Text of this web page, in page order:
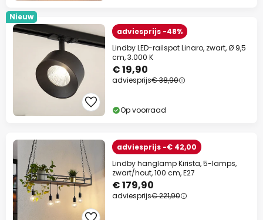
Nieuw
adviesprijs -48%
Lindby LED-railspot Linaro, zwart, Ø 9,5
cm, 3.000 K
€ 19,90
adviesprijs€ 38,90
Op voorraad
adviesprijs -€ 42,00
Lindby hanglamp Kirista, 5-lamps,
zwart/hout, 100 cm, E27
€ 179,90
adviesprijs€ 221,90